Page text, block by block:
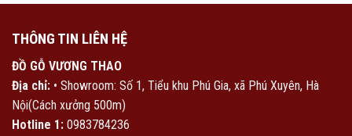
THÔNG TIN LIÊN HỆ
ĐỒ GỖ VƯƠNG THAO
Địa chỉ: • Showroom: Số 1, Tiểu khu Phú Gia, xã Phú Xuyên, Hà
Nội(Cách xưởng 500m)
Hotline 1: 0983784236